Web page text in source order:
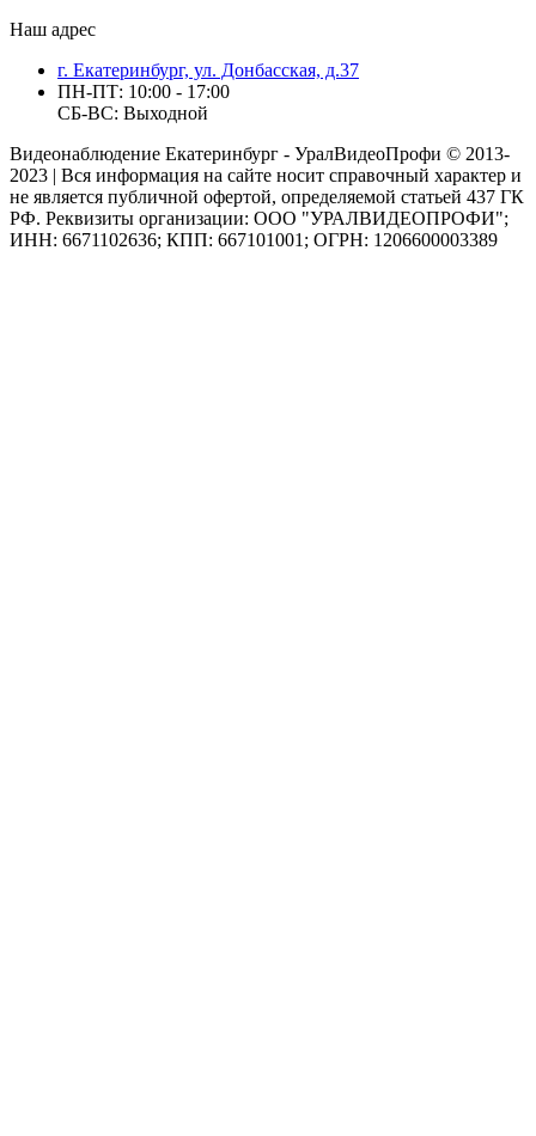
Наш адрес
г. Екатеринбург, ул. Донбасская, д.37
ПН-ПТ: 10:00 - 17:00
СБ-ВС: Выходной
Видеонаблюдение Екатеринбург - УралВидеоПрофи © 2013-
2023 | Вся информация на сайте носит справочный характер и
не является публичной офертой, определяемой статьей 437 ГК
РФ. Реквизиты организации: ООО "УРАЛВИДЕОПРОФИ";
ИНН: 6671102636; КПП: 667101001; ОГРН: 1206600003389